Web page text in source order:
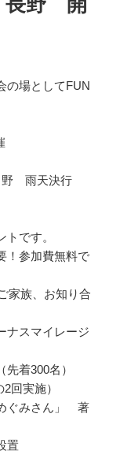
の場としてFUN
野 雨天決行
です。
！参加費無料で
家族、お知り合
ナスマイレージ
着300名）
回実施）
ぐみさん」 著
置